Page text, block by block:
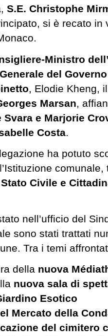
S.E. Christophe
si è recato in
Ministro
del Governo
, Elodie Kheng,
Marsan ,
e Marjorie
Costa
ha potuto
Civile e
nell’ufficio del
sono stati trattati
Tra i temi
della nuova
nuova sala di
Esotico
Mercato della
del cimitero